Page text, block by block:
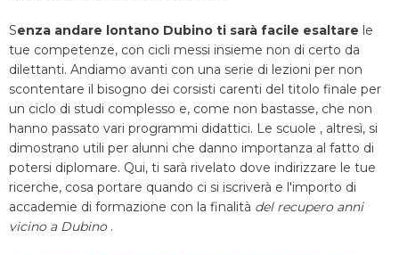
Senza andare lontano Dubino ti sarà facile esaltare le
tue competenze, con cicli messi insieme non di certo da
dilettanti. Andiamo avanti con una serie di lezioni per non
scontentare il bisogno dei corsisti carenti del titolo finale per
un ciclo di studi complesso e, come non bastasse, che non
hanno passato vari programmi didattici. Le scuole , altresì, si
dimostrano utili per alunni che danno importanza al fatto di
potersi diplomare. Qui, ti sarà rivelato dove indirizzare le tue
ricerche, cosa portare quando ci si iscriverà e l'importo di
accademie di formazione con la finalità del recupero anni
vicino a Dubino .